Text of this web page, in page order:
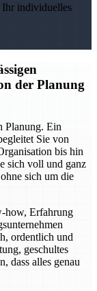
Ihr individuelles
der Planung
Planung. Ein
Sie von
bis hin
sich voll und ganz
sich um die
how, Erfahrung
ordentlich und
geschultes
dass alles genau